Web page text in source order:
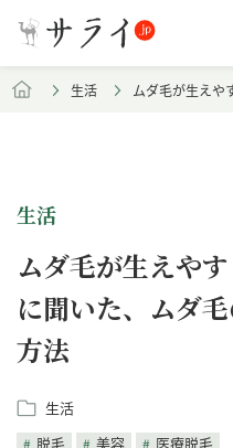
生活 ムダ毛が生えや
生活
ムダ毛が生えや
に聞いた、ムダ
方法
生活
脱毛
美容 医療脱毛